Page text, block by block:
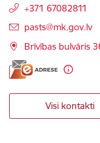
+371 67082811
E-pasts:
pasts@mk.gov.lv
Brīvības bulvāris
Visi kontakti